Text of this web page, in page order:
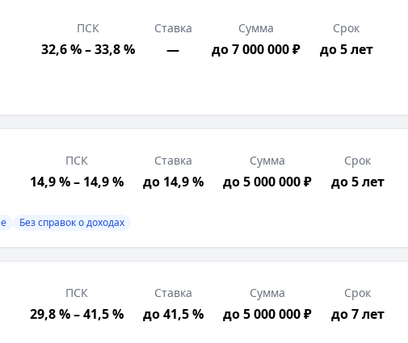
о доходах
в РФ, Возраст от 18 лет
и документами; полная сумма кредита доступна
ПСК
32,6 % – 33,8 %
Ставка
—
Сумма
до 7 000 000 ₽
Срок
до 5 лет
ПСК
14,9 % – 14,9 %
Ставка
до 14,9 %
Сумма
до 5 000 000 ₽
Срок
до 5 лет
Без справок о доходах
ПСК
29,8 % – 41,5 %
Ставка
до 41,5 %
Сумма
до 5 000 000 ₽
Срок
до 7 лет